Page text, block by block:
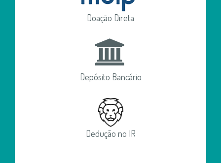
Doação Direta
Depósito Bancário
Dedução no IR